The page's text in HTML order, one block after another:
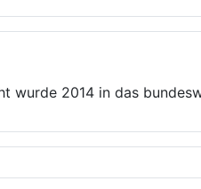
wurde 2014 in das